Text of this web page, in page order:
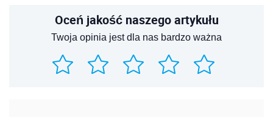
Oceń jakość naszego artykułu
Twoja opinia jest dla nas bardzo ważna